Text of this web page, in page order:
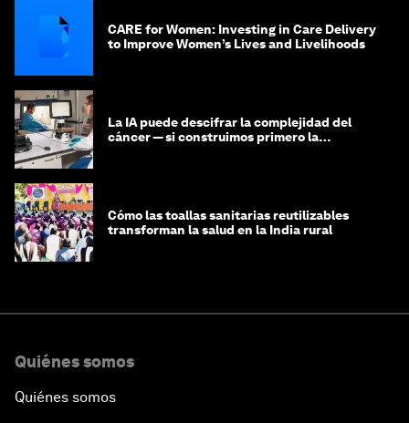
CARE for Women: Investing in Care Delivery
to Improve Women’s Lives and Livelihoods
La IA puede descifrar la complejidad del
cáncer — si construimos primero la
Cómo las toallas sanitarias reutilizables
transforman la salud en la India rural
Quiénes somos
Quiénes somos